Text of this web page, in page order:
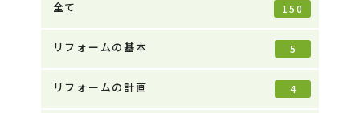
全て 150
リフォームの基本 5
リフォームの計画 4